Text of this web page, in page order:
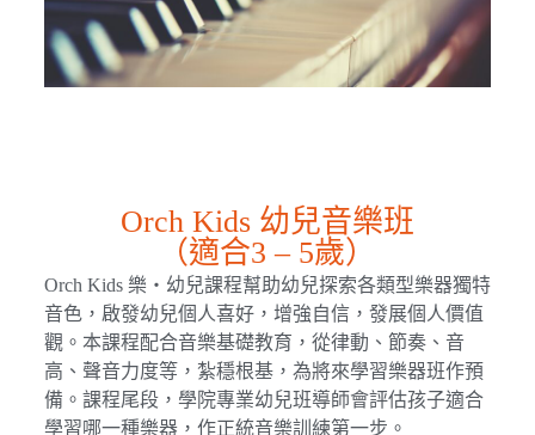
Orch Kids 幼兒音樂班
（適合3 – 5歲）
Orch Kids 樂・幼兒課程幫助幼兒探索各類型樂器獨特
音色，啟發幼兒個人喜好，增強自信，發展個人價值
觀。本課程配合音樂基礎教育，從律動、節奏、音
高、聲音力度等，紮穩根基，為將來學習樂器班作預
備。課程尾段，學院專業幼兒班導師會評估孩子適合
學習哪一種樂器，作正統音樂訓練第一步。